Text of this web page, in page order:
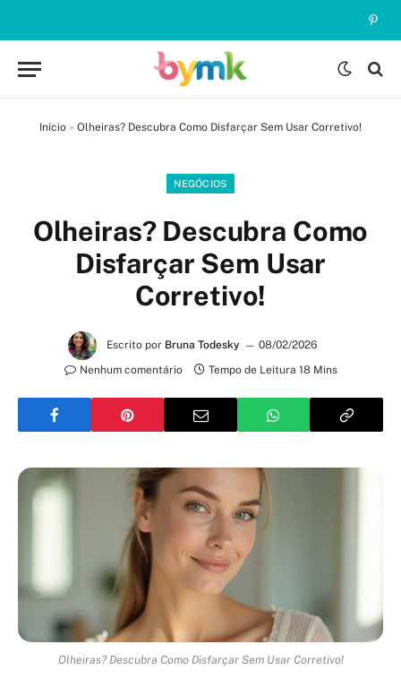
Início » Olheiras? Descubra Como Disfarçar Sem Usar Corretivo!
NEGÓCIOS
Olheiras? Descubra Como
Disfarçar Sem Usar
Corretivo!
Escrito por Bruna Todesky
08/02/2026
Nenhum comentário
Tempo de Leitura 18 Mins
Olheiras? Descubra Como Disfarçar Sem Usar Corretivo!